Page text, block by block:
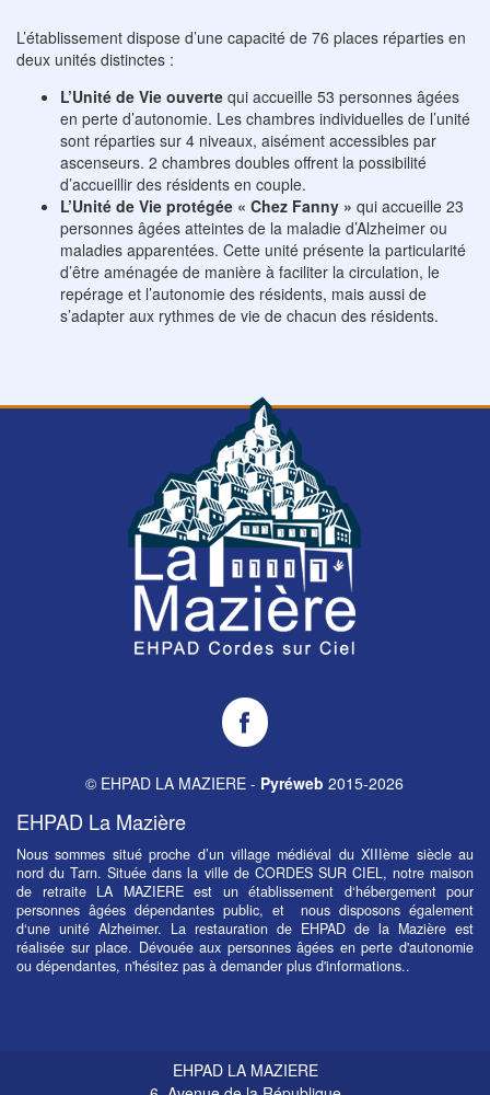
L’établissement dispose d’une capacité de 76 places réparties en
deux unités distinctes :
L’Unité de Vie ouverte qui accueille 53 personnes âgées
en perte d’autonomie. Les chambres individuelles de l’unité
sont réparties sur 4 niveaux, aisément accessibles par
ascenseurs. 2 chambres doubles offrent la possibilité
d’accueillir des résidents en couple.
L’Unité de Vie protégée « Chez Fanny » qui accueille 23
personnes âgées atteintes de la maladie d’Alzheimer ou
maladies apparentées. Cette unité présente la particularité
d’être aménagée de manière à faciliter la circulation, le
repérage et l’autonomie des résidents, mais aussi de
s’adapter aux rythmes de vie de chacun des résidents.
EHPAD
sur
© EHPAD LA MAZIERE - Pyréweb 2015-2026
EHPAD La Mazière
Nous sommes situé proche d’un village médiéval du XIIIème siècle au
nord du Tarn. Située dans la ville de CORDES SUR CIEL, notre maison
de retraite LA MAZIERE est un établissement d‘hébergement pour
personnes âgées dépendantes public, et nous disposons également
d‘une unité Alzheimer. La restauration de EHPAD de la Mazière est
réalisée sur place. Dévouée aux personnes âgées en perte d'autonomie
ou dépendantes, n'hésitez pas à demander plus d'informations..
EHPAD LA MAZIERE